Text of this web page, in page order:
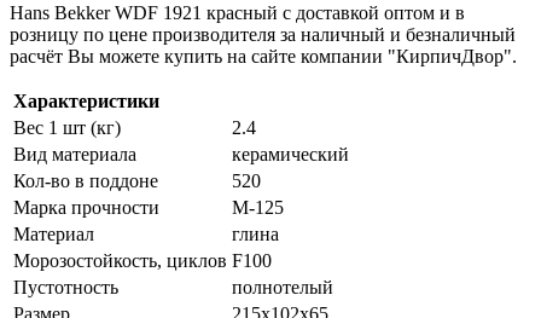
Hans Bekker WDF 1921 красный с доставкой оптом и в
розницу по цене производителя за наличный и безналичный
расчёт Вы можете купить на сайте компании "КирпичДвор".
Характеристики
Вес 1 шт (кг)
2.4
Вид материала
керамический
Кол-во в поддоне
520
Марка прочности
М-125
Материал
глина
Морозостойкость, циклов F100
Пустотность
полнотелый
Размер
215х102х65